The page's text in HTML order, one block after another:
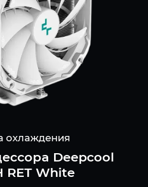
охлаждения
Deepcool
RET White